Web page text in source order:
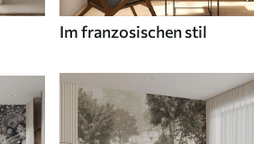
Im franzosischen stil